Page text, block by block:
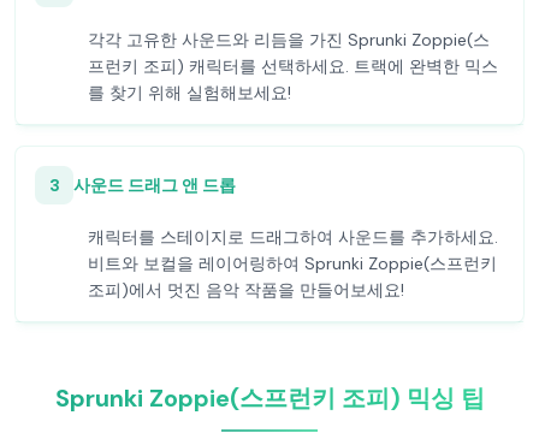
각각 고유한 사운드와 리듬을 가진 Sprunki Zoppie(스
프런키 조피) 캐릭터를 선택하세요. 트랙에 완벽한 믹스
를 찾기 위해 실험해보세요!
3 사운드 드래그 앤 드롭
캐릭터를 스테이지로 드래그하여 사운드를 추가하세요.
비트와 보컬을 레이어링하여 Sprunki Zoppie(스프런키
조피)에서 멋진 음악 작품을 만들어보세요!
Sprunki Zoppie(스프런키 조피) 믹싱 팁